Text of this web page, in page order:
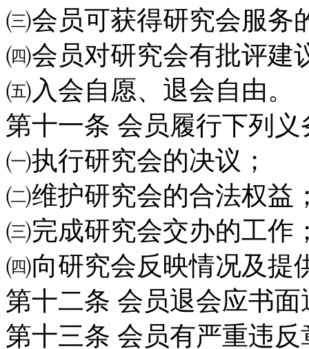
㈢会员可获得研究会服务
㈣会员对研究会有批评建
㈤入会自愿、退会自由。
第十一条 会员履行下列义
㈠执行研究会的决议；
㈡维护研究会的合法权益
㈢完成研究会交办的工作
㈣向研究会反映情况及提
第十二条 会员退会应书
第十三条 会员有严重违